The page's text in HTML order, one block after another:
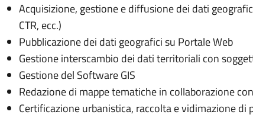
Acquisizione, gestione e diffusione dei dati
CTR, ecc.)
Pubblicazione dei dati geografici su Portale Web
Gestione interscambio dei dati territoriali con
Gestione del Software GIS
Redazione di mappe tematiche in collaborazione
Certificazione urbanistica, raccolta e vidimazione